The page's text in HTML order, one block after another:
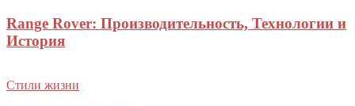
Range Rover: Производительность, Технологии и
История
Стили жизни